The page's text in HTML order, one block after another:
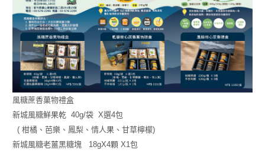
風糖蔗香菓物禮盒
新城風糖鮮果乾 40g/袋 X選4包
( 柑橘、芭樂、鳳梨、情人果、甘草檸檬)
新城風糖老薑黑糖塊 18gX4顆 X1包